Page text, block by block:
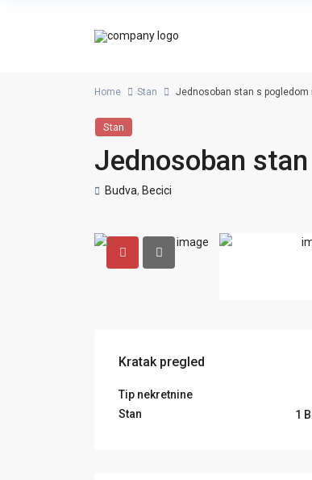
Home Stan Jednosoban stan s pogledom
Stan
Jednosoban
Budva, Becici
Kratak pregled
Tip nekretnine
Stan
1